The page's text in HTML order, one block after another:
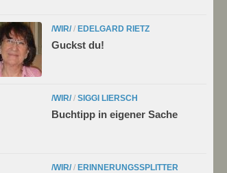
/WIR/ / EDELGARD RIETZ
Guckst du!
/WIR/ / SIGGI LIERSCH
Buchtipp in eigener Sache
/WIR/ / ERINNERUNGSSPLITTER